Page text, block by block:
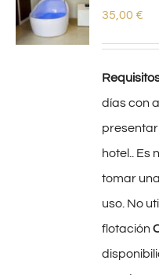
35,00 €
días con
presentar
hotel.. Es
tomar
uso. No
flotación